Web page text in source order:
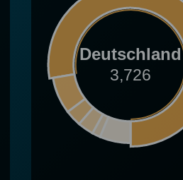
Deutschland
3,726